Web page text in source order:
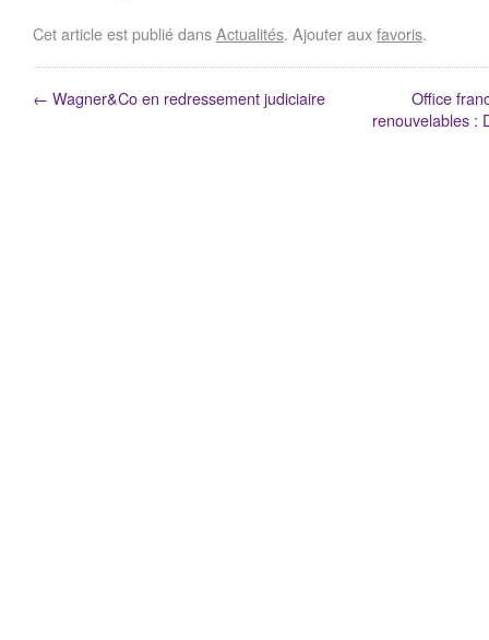
Cet article est publié dansActualités. Ajouter auxfavoris.
← Wagner&Co en redressement judiciaire
Office
renouvelables :